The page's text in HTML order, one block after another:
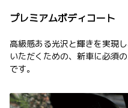
プレミアムボディコート
高級感ある光沢と輝きを実現
いただくための、新車に必須
です。